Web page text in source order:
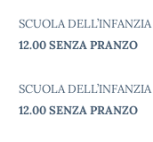
SCUOLA DELL’INFANZIA
12.00 SENZA PRANZO
SCUOLA DELL’INFANZIA
12.00 SENZA PRANZO